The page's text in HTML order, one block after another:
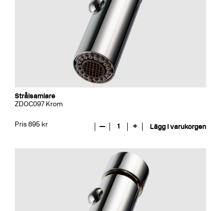
Strålsamlare
ZDOC097 Krom
Pris 895 kr — 1 + Lägg i varukorgen